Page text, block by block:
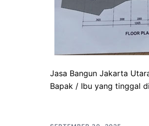
Jasa Bangun Jakarta
Bapak / Ibu yang tinggal